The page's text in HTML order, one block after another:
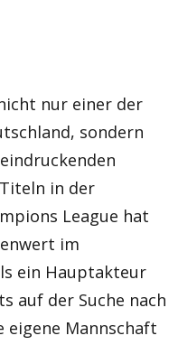
nur einer der
sondern
in der
League hat
im
ein Hauptakteur
auf der Suche nach
eigene Mannschaft